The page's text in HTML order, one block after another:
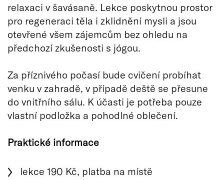
relaxaci v šavásaně. Lekce poskytnou prostor
pro regeneraci těla i zklidnění mysli a jsou
otevřené všem zájemcům bez ohledu na
předchozí zkušenosti s jógou.
Za příznivého počasí bude cvičení probíhat
venku v zahradě, v případě deště se přesune
do vnitřního sálu. K účasti je potřeba pouze
vlastní podložka a pohodlné oblečení.
Praktické informace
lekce 190 Kč, platba na místě